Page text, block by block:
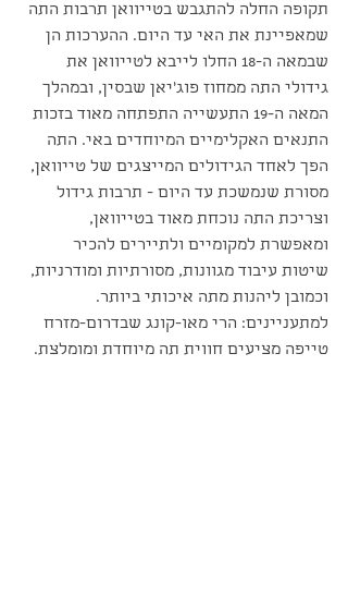
תקופה החלה להתגבש בטייוואן תרבות התה
שמאפיינת את האי עד היום. ההערכות הן
שבמאה ה-18 החלו לייבא לטייוואן את
גידולי התה ממחוז פוג'יאן שבסין, ובמהלך
המאה ה-19 התעשייה התפתחה מאוד בזכות
התנאים האקלימיים המיוחדים באי. התה
הפך לאחד הגידולים המייצגים של טייוואן,
מסורת שנמשכת עד היום - תרבות גידול
וצריכת התה נוכחת מאוד בטייוואן,
ומאפשרת למקומיים ולתיירים להכיר
שיטות עיבוד מגוונות, מסורתיות ומודרניות,
וכמובן ליהנות מתה איכותי ביותר.
למתעניינים: הרי מאו-קונג שבדרום-מזרח
טייפה מציעים חווית תה מיוחדת ומומלצת.